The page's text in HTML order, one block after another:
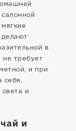
делают
в
не требует
и при
себя,
света и
и